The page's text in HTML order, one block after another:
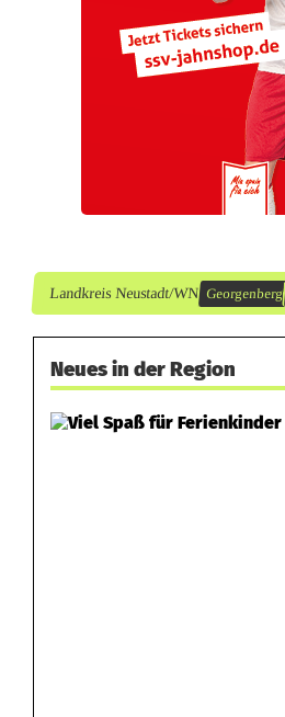
Landkreis Neustadt/WN Georgenberg
Neues in der Region